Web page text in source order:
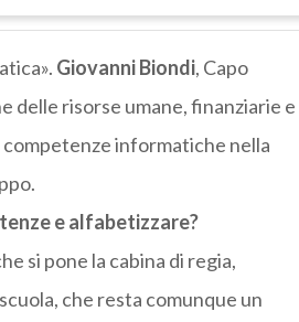
Giovanni Biondi, Capo
delle risorse umane, finanziarie e
informatiche nella
e alfabetizzare?
si pone la cabina di regia,
che resta comunque un